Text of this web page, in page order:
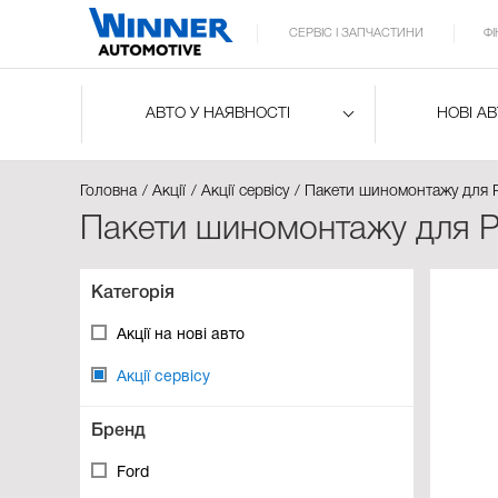
СЕРВІС І ЗАПЧАСТИНИ
АВТО У НАЯВНОСТІ НОВІ
Головна Акції Акції сервісу Пакети шиномонтажу для
Пакети шиномонтажу для
Категорія
Акції на нові авто
Акції сервісу
Бренд
Ford